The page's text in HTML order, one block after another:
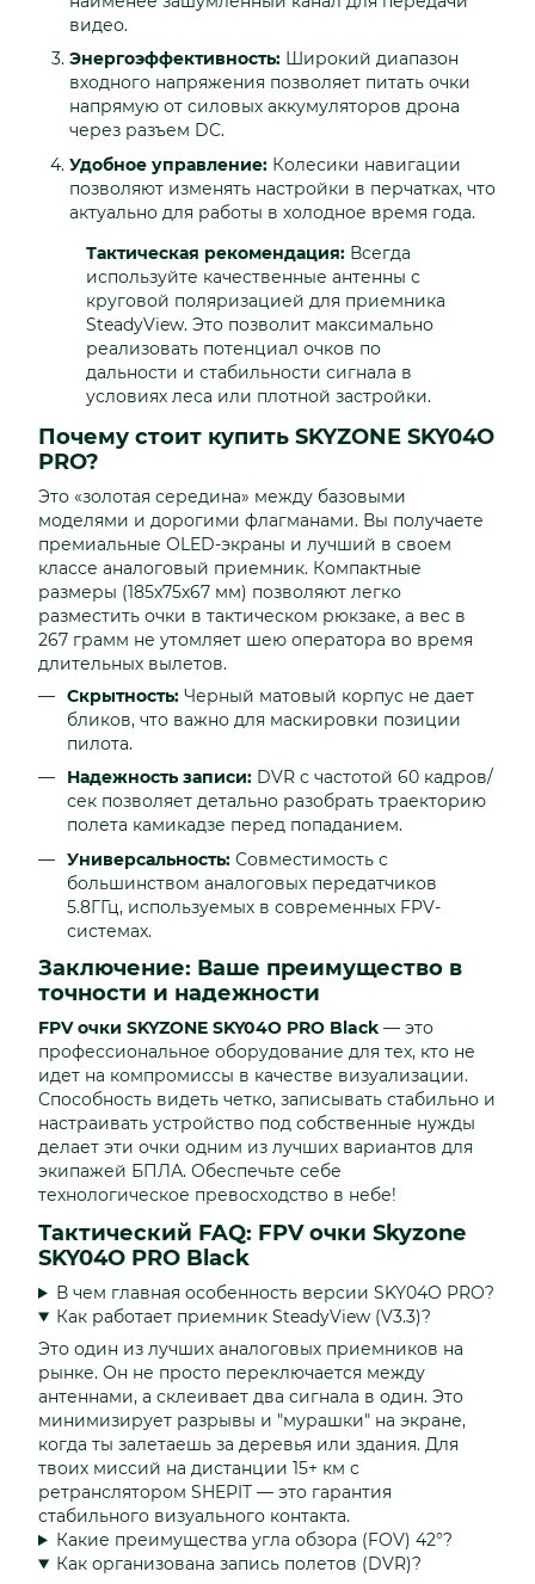
видео.
Энергоэффективность: Широкий диапазон
входного напряжения позволяет питать очки
напрямую от силовых аккумуляторов дрона
через разъем DC.
Удобное управление: Колесики навигации
позволяют изменять настройки в перчатках, что
актуально для работы в холодное время года.
Тактическая рекомендация: Всегда
используйте качественные антенны с
круговой поляризацией для приемника
SteadyView. Это позволит максимально
реализовать потенциал очков по
дальности и стабильности сигнала в
условиях леса или плотной застройки.
Почему стоит купить SKYZONE SKY04O
PRO?
Это «золотая середина» между базовыми
моделями и дорогими флагманами. Вы получаете
премиальные OLED-экраны и лучший в своем
классе аналоговый приемник. Компактные
размеры (185x75x67 мм) позволяют легко
разместить очки в тактическом рюкзаке, а вес в
267 грамм не утомляет шею оператора во время
длительных вылетов.
Скрытность: Черный матовый корпус не дает
бликов, что важно для маскировки позиции
пилота.
Надежность записи: DVR с частотой 60 кадров/
сек позволяет детально разобрать траекторию
полета камикадзе перед попаданием.
Универсальность: Совместимость с
большинством аналоговых передатчиков
5.8ГГц, используемых в современных FPV-
системах.
Заключение: Ваше преимущество в
точности и надежности
FPV очки SKYZONE SKY04O PRO Black — это
профессиональное оборудование для тех, кто не
идет на компромиссы в качестве визуализации.
Способность видеть четко, записывать стабильно и
настраивать устройство под собственные нужды
делает эти очки одним из лучших вариантов для
экипажей БПЛА. Обеспечьте себе
технологическое превосходство в небе!
Тактический FAQ: FPV очки Skyzone
SKY04O PRO Black
В чем главная особенность версии SKY04O PRO?
Как работает приемник SteadyView (V3.3)?
Это один из лучших аналоговых приемников на
рынке. Он не просто переключается между
антеннами, а склеивает два сигнала в один. Это
минимизирует разрывы и "мурашки" на экране,
когда ты залетаешь за деревья или здания. Для
твоих миссий на дистанции 15+ км с
ретранслятором SHEPIT — это гарантия
стабильного визуального контакта.
Какие преимущества угла обзора (FOV) 42°?
Как организована запись полетов (DVR)?